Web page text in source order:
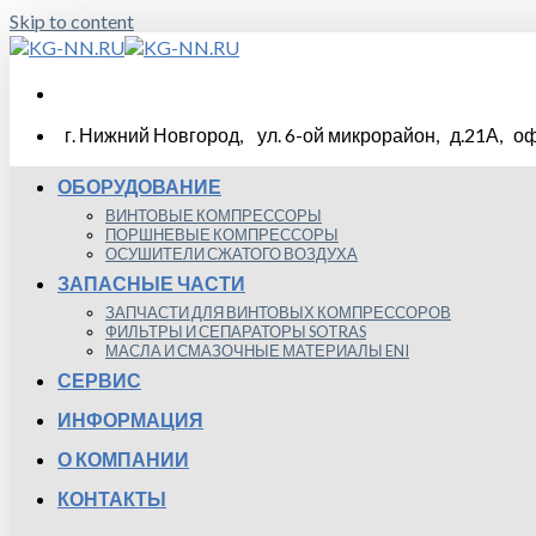
Skip to content
г. Нижний Новгород, ул. 6-ой микрорайон, д.21А,
ОБОРУДОВАНИЕ
ВИНТОВЫЕ КОМПРЕССОРЫ
ПОРШНЕВЫЕ КОМПРЕССОРЫ
ОСУШИТЕЛИ СЖАТОГО ВОЗДУХА
ЗАПАСНЫЕ ЧАСТИ
ЗАПЧАСТИ ДЛЯ ВИНТОВЫХ КОМПРЕССОРОВ
ФИЛЬТРЫ И СЕПАРАТОРЫ SOTRAS
МАСЛА И СМАЗОЧНЫЕ МАТЕРИАЛЫ ENI
СЕРВИС
ИНФОРМАЦИЯ
О КОМПАНИИ
КОНТАКТЫ